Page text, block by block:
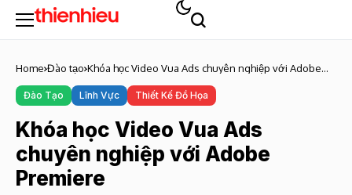
Home Đào tạo Khóa học Video Vua Ads chuyên nghiệp với Adobe
Đào Tạo Lĩnh Vực Thiết Kế Đồ Họa
Khóa học Video Vua Ads
chuyên nghiệp với Adobe
Premiere